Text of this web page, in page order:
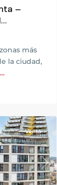
–
más
la ciudad,
...
Next
Venta